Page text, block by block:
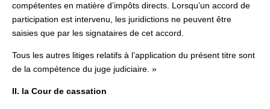
compétentes en matière d’impôts directs. Lorsqu’un accord de
participation est intervenu, les juridictions ne peuvent être
saisies que par les signataires de cet accord.
Tous les autres litiges relatifs à l’application du présent titre sont
de la compétence du juge judiciaire. »
II. la Cour de cassation